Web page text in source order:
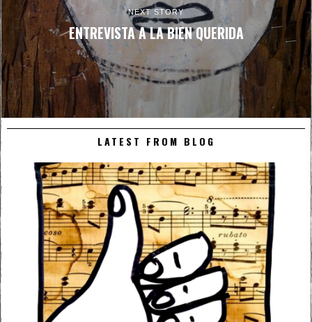
NEXT STORY
ENTREVISTA A LA BIEN QUERIDA
LATEST FROM BLOG